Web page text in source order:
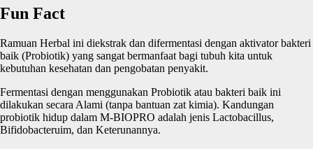
Fun Fact
Ramuan Herbal ini diekstrak dan difermentasi dengan aktivator bakteri
baik (Probiotik) yang sangat bermanfaat bagi tubuh kita untuk
kebutuhan kesehatan dan pengobatan penyakit.
Fermentasi dengan menggunakan Probiotik atau bakteri baik ini
dilakukan secara Alami (tanpa bantuan zat kimia). Kandungan
probiotik hidup dalam M-BIOPRO adalah jenis Lactobacillus,
Bifidobacteruim, dan Keterunannya.